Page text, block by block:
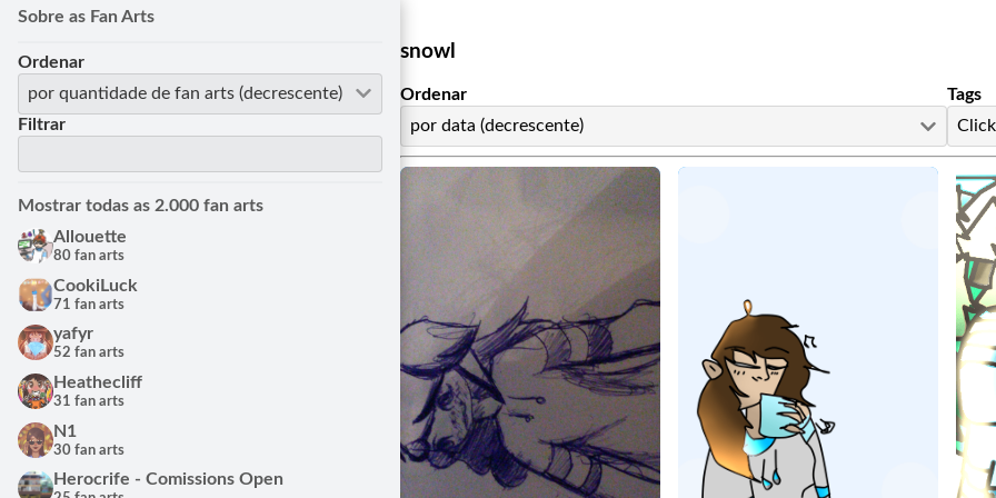
Sobre as Fan Arts
Ordenar
por quantidade de fan arts (decrescente)
Filtrar
Mostrar todas as 2.000 fan arts
Allouette
80 fan arts
CookiLuck
71 fan arts
yafyr
52 fan arts
Heathecliff
31 fan arts
N1
30 fan arts
Herocrife - Comissions Open
snowl
Ordenar
por data (decrescente)
Tags